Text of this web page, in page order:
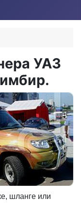
УАЗ
шланге или